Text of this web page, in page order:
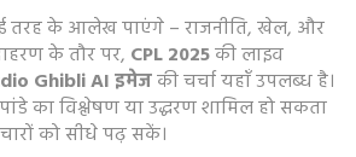
के आलेख पाएंगे – राजनीति, खेल, और
के तौर पर, CPL 2025की लाइव
Ghibli AI इमेजकी चर्चा यहाँ उपलब्ध है।
का विश्लेषण या उद्धरण शामिल हो सकता
को सीधे पढ़ सकें।